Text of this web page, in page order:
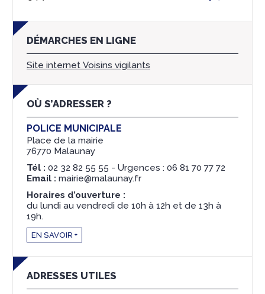
DÉMARCHES EN LIGNE
Site internet Voisins vigilants
OÙ S’ADRESSER ?
POLICE MUNICIPALE
Place de la mairie
76770 Malaunay
Tél : 02 32 82 55 55 - Urgences : 06 81 70 77 72
Email : mairie@malaunay.fr
Horaires d’ouverture :
du lundi au vendredi de 10h à 12h et de 13h à
19h.
EN SAVOIR +
ADRESSES UTILES